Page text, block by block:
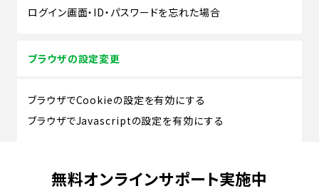
ログイン画面・ID・パスワードを忘れた場合
ブラウザの設定変更
ブラウザでCookieの設定を有効にする
ブラウザでJavascriptの設定を有効にする
無料オンラインサポート実施中